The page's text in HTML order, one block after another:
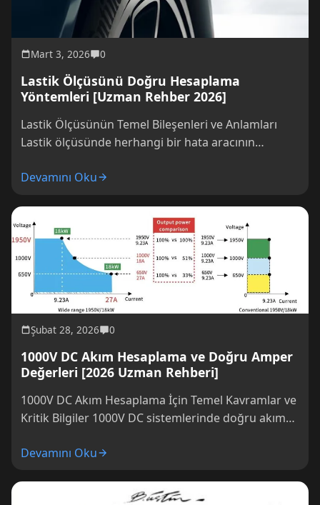
Mart 3, 2026 0
Lastik Ölçüsünü Doğru Hesaplama
Yöntemleri [Uzman Rehber 2026]
Lastik Ölçüsünün Temel Bileşenleri ve Anlamları
Lastik ölçüsünde herhangi bir hata aracının
doğrudan etkiler. Doğru...
Devamını Oku
Şubat 28, 2026 0
1000V DC Akım Hesaplama ve Doğru Amper
Değerleri [2026 Uzman Rehberi]
1000V DC Akım Hesaplama İçin Temel Kavramlar ve
Kritik Bilgiler 1000V DC sistemlerinde doğru akım
Devamını Oku